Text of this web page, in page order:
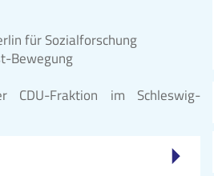
für Sozialforschung
Bewegung
CDU-Fraktion im Schleswig-